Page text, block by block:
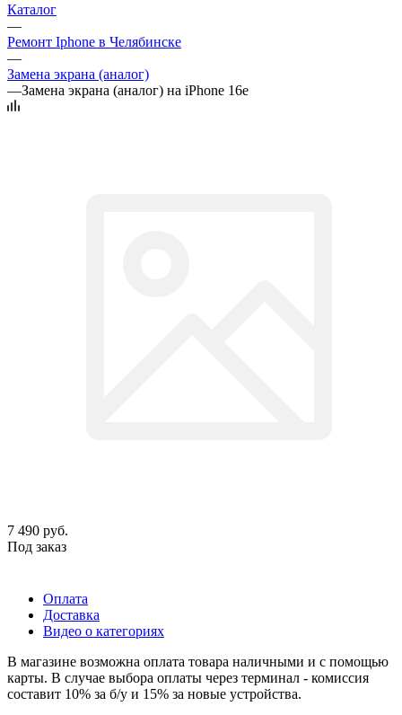
Каталог
—
Ремонт Iphone в Челябинске
—
Замена экрана (аналог)
—Замена экрана (аналог) на iPhone 16e
7 490 руб.
Под заказ
Оплата
Доставка
Видео о категориях
В магазине возможна оплата товара наличными и с помощью
карты. В случае выбора оплаты через терминал - комиссия
составит 10% за б/у и 15% за новые устройства.